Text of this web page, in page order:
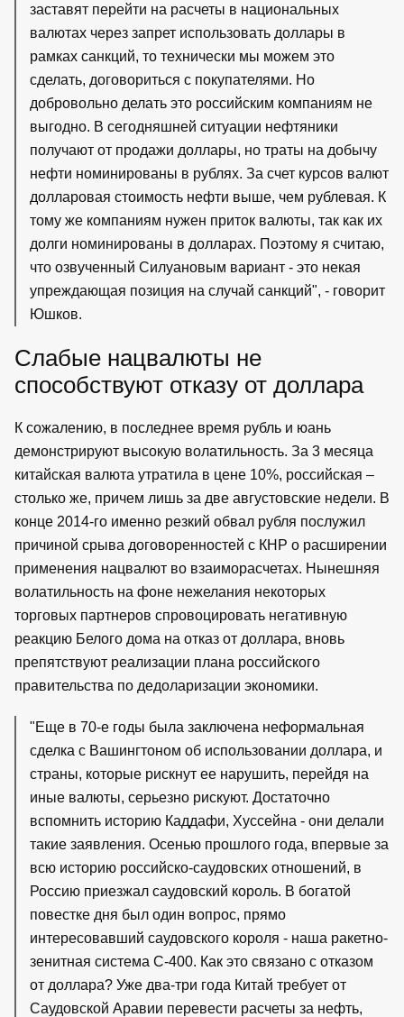
заставят перейти на расчеты в национальных
валютах через запрет использовать доллары в
рамках санкций, то технически мы можем это
сделать, договориться с покупателями. Но
добровольно делать это российским компаниям не
выгодно. В сегодняшней ситуации нефтяники
получают от продажи доллары, но траты на добычу
нефти номинированы в рублях. За счет курсов валют
долларовая стоимость нефти выше, чем рублевая. К
тому же компаниям нужен приток валюты, так как их
долги номинированы в долларах. Поэтому я считаю,
что озвученный Силуановым вариант - это некая
упреждающая позиция на случай санкций", - говорит
Юшков.
Слабые нацвалюты не
способствуют отказу от доллара
К сожалению, в последнее время рубль и юань
демонстрируют высокую волатильность. За 3 месяца
китайская валюта утратила в цене 10%, российская –
столько же, причем лишь за две августовские недели. В
конце 2014-го именно резкий обвал рубля послужил
причиной срыва договоренностей с КНР о расширении
применения нацвалют во взаиморасчетах. Нынешняя
волатильность на фоне нежелания некоторых
торговых партнеров спровоцировать негативную
реакцию Белого дома на отказ от доллара, вновь
препятствуют реализации плана российского
правительства по дедоларизации экономики.
"Еще в 70-е годы была заключена неформальная
сделка с Вашингтоном об использовании доллара, и
страны, которые рискнут ее нарушить, перейдя на
иные валюты, серьезно рискуют. Достаточно
вспомнить историю Каддафи, Хуссейна - они делали
такие заявления. Осенью прошлого года, впервые за
всю историю российско-саудовских отношений, в
Россию приезжал саудовский король. В богатой
повестке дня был один вопрос, прямо
интересовавший саудовского короля - наша ракетно-
зенитная система С-400. Как это связано с отказом
от доллара? Уже два-три года Китай требует от
Саудовской Аравии перевести расчеты за нефть,